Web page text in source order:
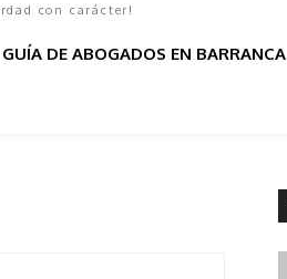
con carácter!
GUÍA DE ABOGADOS EN BARRANCA